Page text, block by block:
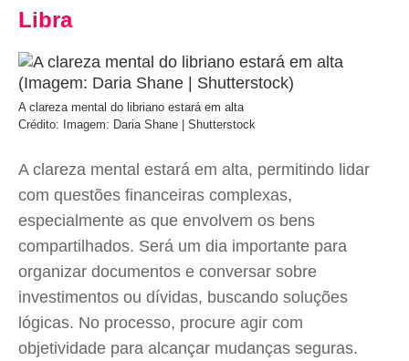
Libra
A clareza mental do libriano estará em alta
Crédito: Imagem: Daria Shane | Shutterstock
A clareza mental estará em alta, permitindo lidar
com questões financeiras complexas,
especialmente as que envolvem os bens
compartilhados. Será um dia importante para
organizar documentos e conversar sobre
investimentos ou dívidas, buscando soluções
lógicas. No processo, procure agir com
objetividade para alcançar mudanças seguras.